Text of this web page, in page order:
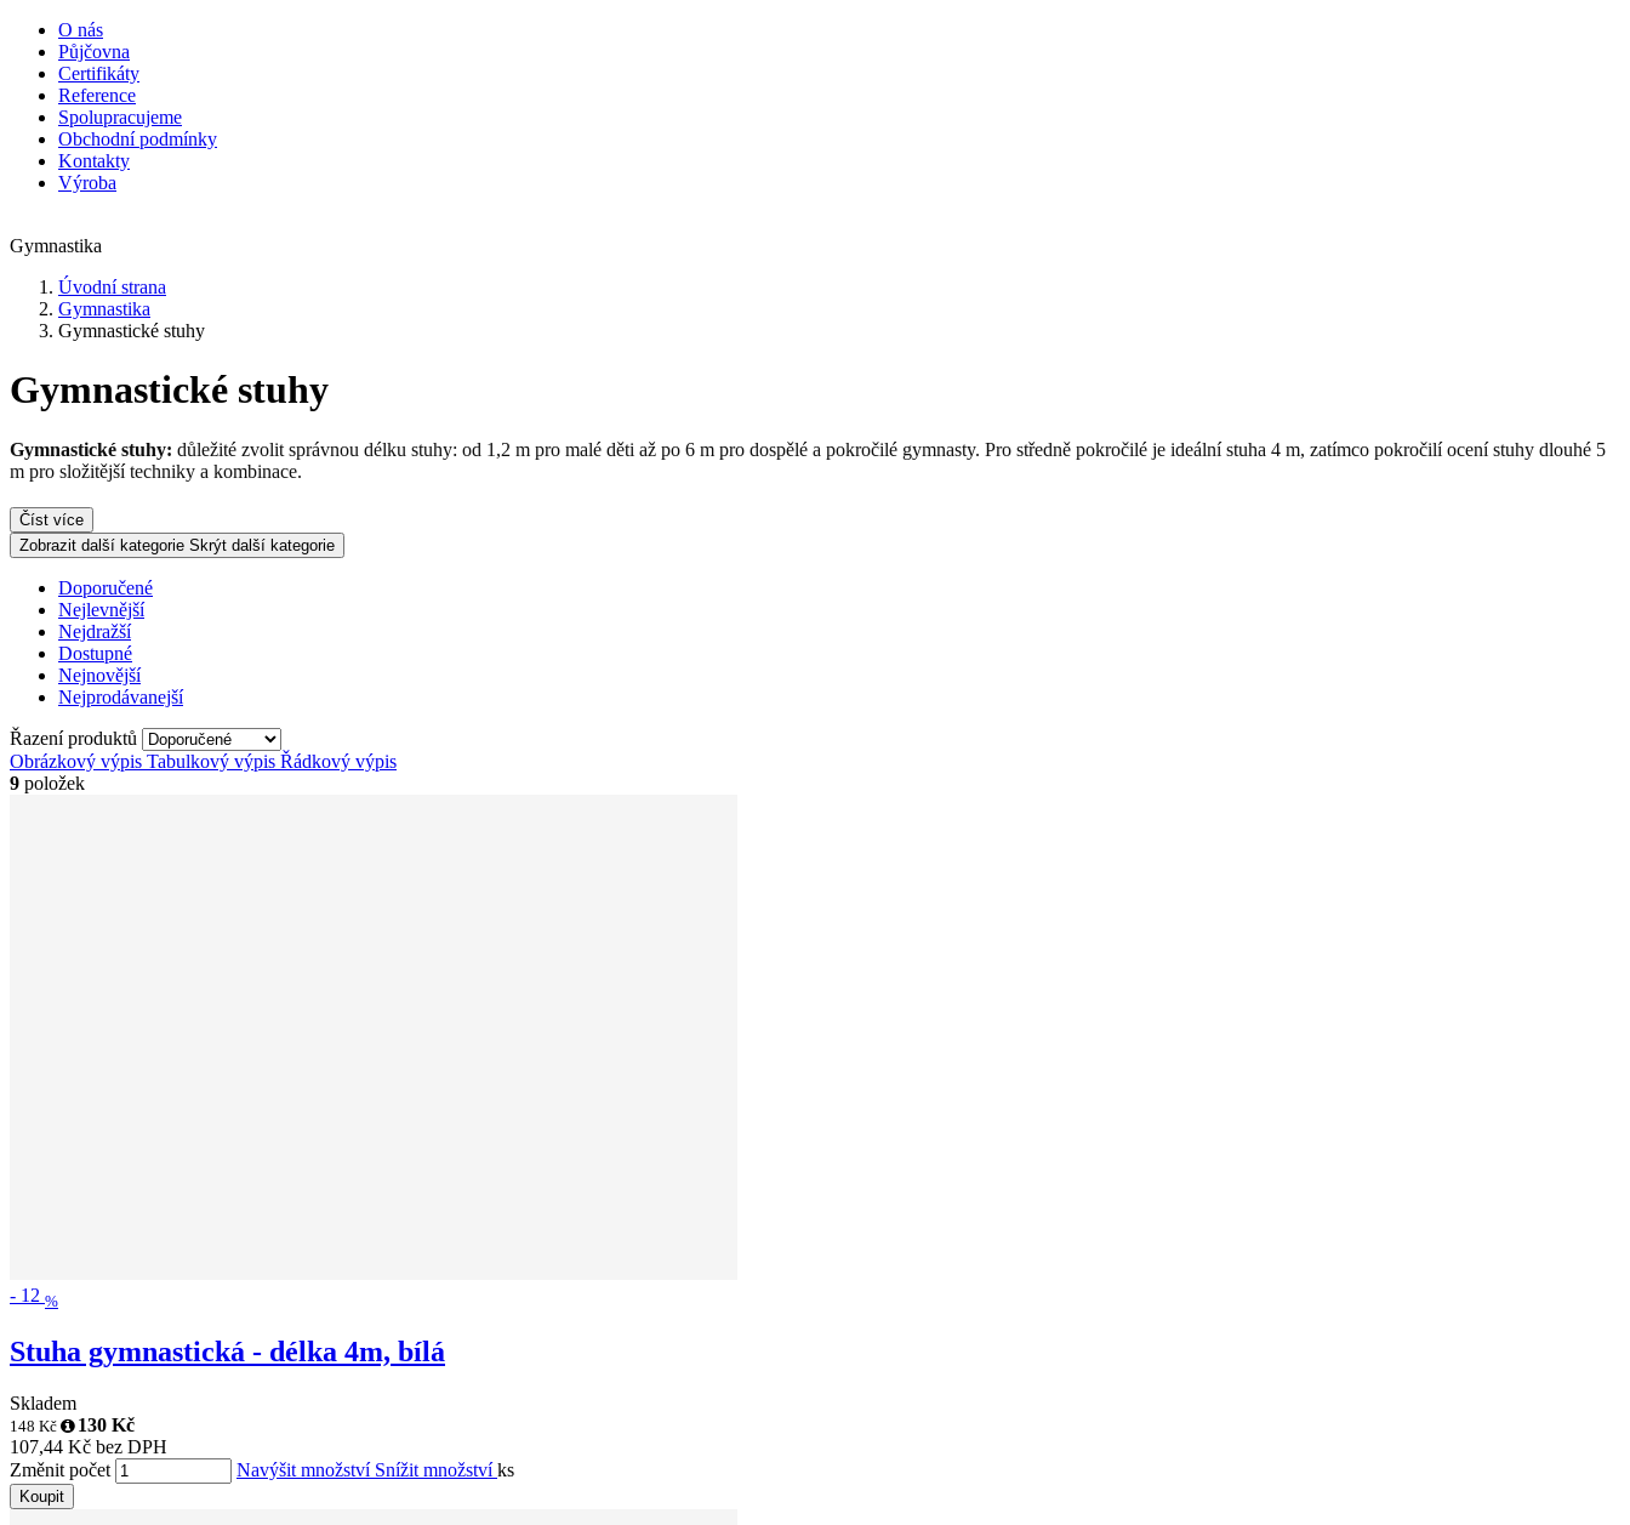
O nás
Půjčovna
Certifikáty
Reference
Spolupracujeme
Obchodní podmínky
Kontakty
Výroba
Gymnastika
Úvodní strana
Gymnastika
Gymnastické stuhy
Gymnastické stuhy
Gymnastické stuhy: důležité zvolit správnou délku stuhy: od 1,2 m pro malé děti až po 6 m pro dospělé a pokročilé gymnasty. Pro středně pokročilé je ideální stuha 4 m, zatímco pokročilí ocení stuhy dlouhé 5
m pro složitější techniky a kombinace.
Číst více
Zobrazit další kategorie Skrýt další kategorie
Doporučené
Nejlevnější
Nejdražší
Dostupné
Nejnovější
Nejprodávanejší
Řazení produktů
Obrázkový výpis Tabulkový výpis Řádkový výpis
9 položek
- 12 %
Stuha gymnastická - délka 4m, bílá
Skladem
148 Kč
130 Kč
107,44 Kč bez DPH
Změnit počet
Navýšit množství Snížit množstvíks
Koupit